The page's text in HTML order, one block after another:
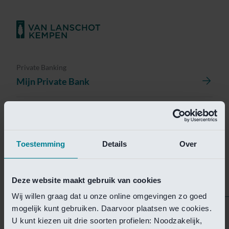
Toestemming Details Over
Deze website maakt gebruik van cookies
Wij willen graag dat u onze online omgevingen zo goed
mogelijk kunt gebruiken. Daarvoor plaatsen we cookies.
U kunt kiezen uit drie soorten profielen: Noodzakelijk,
Private Banking
Mijn Private Bank
Helaas is deze pagina